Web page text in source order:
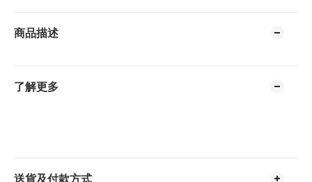
商品描述
了解更多
送貨及付款方式